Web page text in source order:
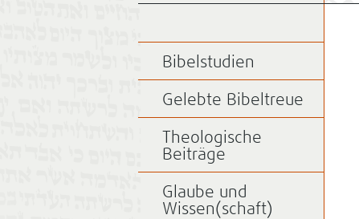
Bibelstudien
Gelebte Bibeltreue
Theologische
Beiträge
Glaube und
Wissen(schaft)